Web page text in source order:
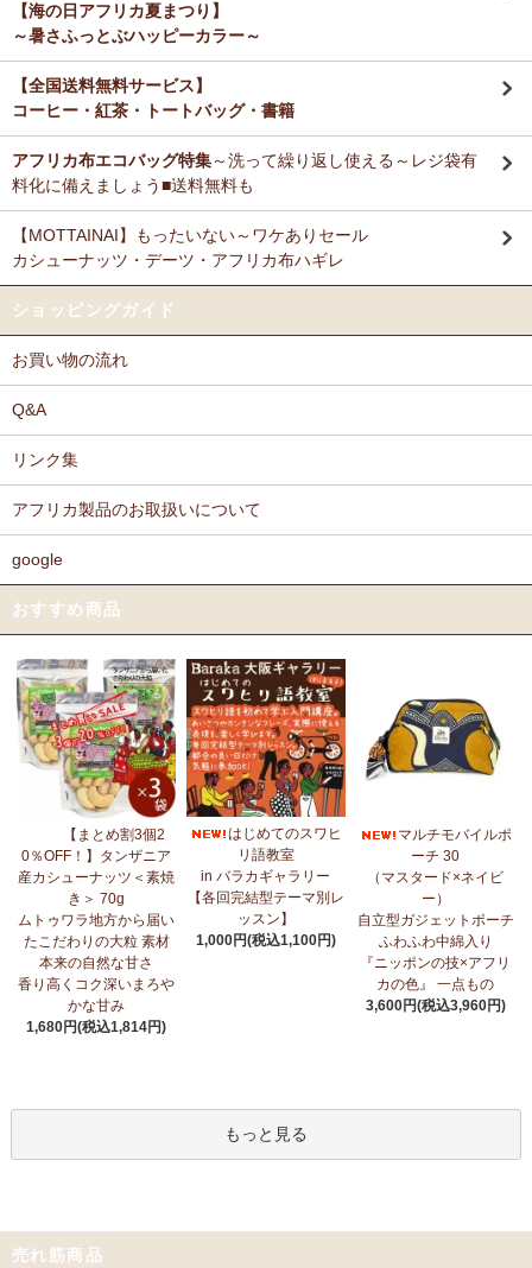
【海の日アフリカ夏まつり】
～暑さふっとぶハッピーカラー～
【全国送料無料サービス】
コーヒー・紅茶・トートバッグ・書籍
アフリカ布エコバッグ特集～洗って繰り返し使える～レジ袋有
料化に備えましょう■送料無料も
【MOTTAINAI】もったいない～ワケありセール
カシューナッツ・デーツ・アフリカ布ハギレ
ショッピングガイド
お買い物の流れ
Q&A
リンク集
アフリカ製品のお取扱いについて
google
おすすめ商品
【まとめ割3個2
0％OFF！】タンザニア
産カシューナッツ＜素焼
き＞ 70g
ムトゥワラ地方から届い
たこだわりの大粒 素材
本来の自然な甘さ
香り高くコク深いまろや
かな甘み
1,680円(税込1,814円)
はじめてのスワヒ
リ語教室
in バラカギャラリー
【各回完結型テーマ別レ
ッスン】
1,000円(税込1,100円)
マルチモバイルポ
ーチ 30
（マスタード×ネイビ
ー）
自立型ガジェットポーチ
ふわふわ中綿入り
『ニッポンの技×アフリ
カの色』 一点もの
3,600円(税込3,960円)
もっと見る
売れ筋商品